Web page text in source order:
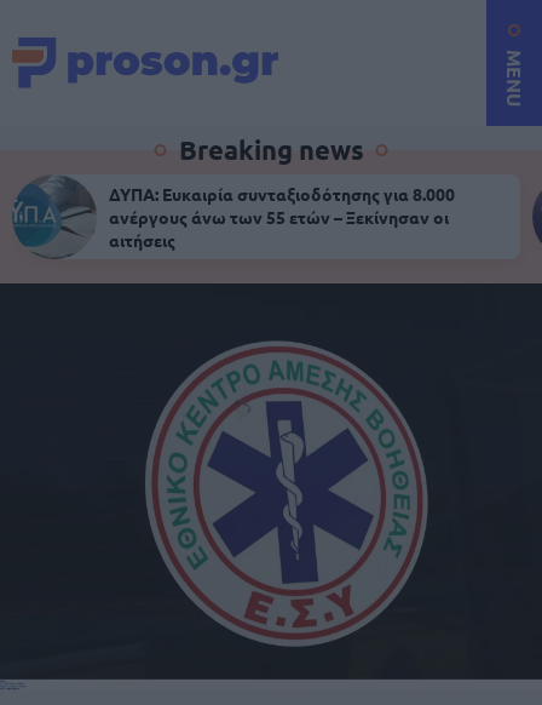
MENU
Breaking news
ΔΥΠΑ: Ευκαιρία συνταξιοδότησης για 8.000
ανέργους άνω των 55 ετών – Ξεκίνησαν οι
αιτήσεις